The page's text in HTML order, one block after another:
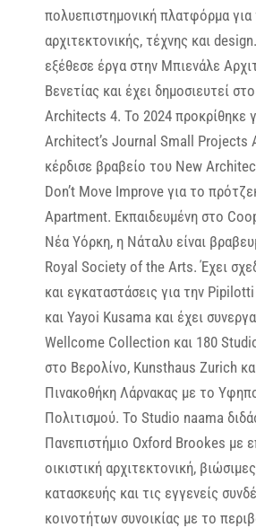
πολυεπιστημονική πλατφόρμα
αρχιτεκτονικής, τέχνης και
εξέθεσε έργα στην Μπιενάλε
Βενετίας και έχει δημοσιευτεί
Αrchitects 4. Το 2024 προκρίθηκε
Architect’s Journal Small Projects
κέρδισε βραβείο του New
Don’t Move Improve για το
Apartment. Εκπαιδευμένη στο
Νέα Yόρκη, η Νάταλυ είναι
Royal Society of the Arts. Έχει
και εγκαταστάσεις για την
και Yayoi Kusama και έχει
Wellcome Collection και 180
στο Βερολίνο, Kunsthaus Zurich
Πινακοθήκη Λάρνακας με το
Πολιτισμού. Το Studio naama
Πανεπιστήμιο Oxford Brookes με
οικιστική αρχιτεκτονική,
κατασκευής και τις εγγενείς
κοινοτήτων συνοικίας με το